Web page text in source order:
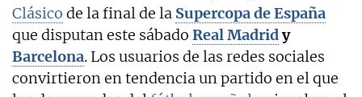
Clásico de la final de la Supercopa de España
que disputan este sábado Real Madridy
Barcelona. Los usuarios de las redes sociales
convirtieron en tendencia un partido en el que